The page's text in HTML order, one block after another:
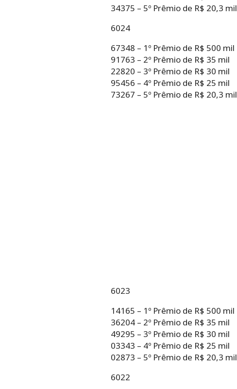
34375 – 5º Prêmio de R$ 20,3 mil
6024
67348 – 1º Prêmio de R$ 500 mil
91763 – 2º Prêmio de R$ 35 mil
22820 – 3º Prêmio de R$ 30 mil
95456 – 4º Prêmio de R$ 25 mil
73267 – 5º Prêmio de R$ 20,3 mil
6023
14165 – 1º Prêmio de R$ 500 mil
36204 – 2º Prêmio de R$ 35 mil
49295 – 3º Prêmio de R$ 30 mil
03343 – 4º Prêmio de R$ 25 mil
02873 – 5º Prêmio de R$ 20,3 mil
6022